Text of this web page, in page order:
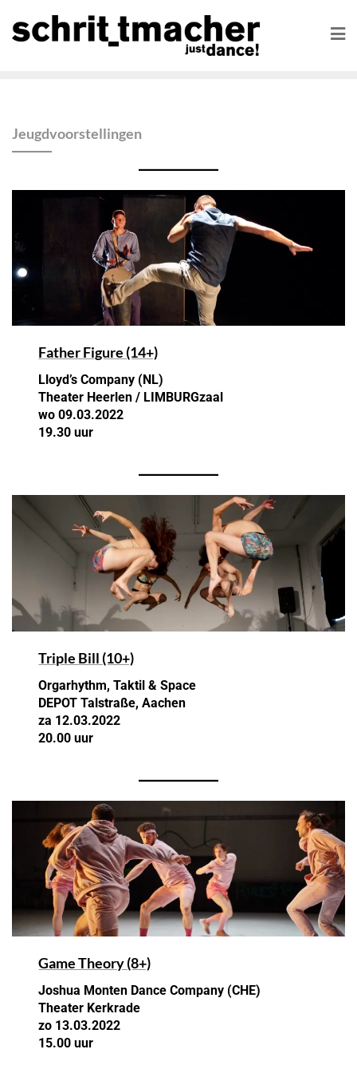
Jeugdvoorstellingen
Father Figure (14+)
Lloyd’s Company (NL)
Theater Heerlen / LIMBURGzaal
wo 09.03.2022
19.30 uur
Triple Bill (10+)
Orgarhythm, Taktil & Space
DEPOT Talstraße, Aachen
za 12.03.2022
20.00 uur
Game Theory (8+)
Joshua Monten Dance Company (CHE)
Theater Kerkrade
zo 13.03.2022
15.00 uur